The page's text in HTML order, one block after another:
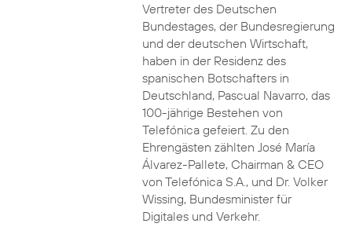
Vertreter des Deutschen
Bundestages, der Bundesregierung
und der deutschen Wirtschaft,
haben in der Residenz des
spanischen Botschafters in
Deutschland, Pascual Navarro, das
100-jährige Bestehen von
Telefónica gefeiert. Zu den
Ehrengästen zählten José María
Álvarez-Pallete, Chairman & CEO
von Telefónica S.A., und Dr. Volker
Wissing, Bundesminister für
Digitales und Verkehr.